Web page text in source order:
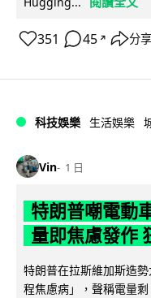
351 45 ↗ 分享
科技娛樂 生活娛樂
Vin 1 日
特朗普嘲電動
量即焦慮發作
特朗普在拉斯維加斯造
程焦慮病」，聲稱電量